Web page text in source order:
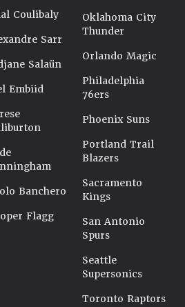
Coulibaly
Sarr
Salaün
Embiid
Banchero
Flagg
Oklahoma City
Thunder
Orlando Magic
Philadelphia
76ers
Phoenix Suns
Portland Trail
Blazers
Sacramento
Kings
San Antonio
Spurs
Seattle
Supersonics
Toronto Raptors